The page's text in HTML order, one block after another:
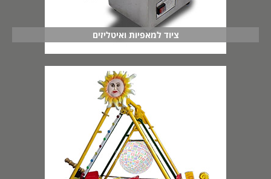
ציוד למאפיות ואיטליזים